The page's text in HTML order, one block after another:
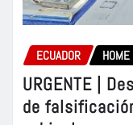
ECUADOR HOME
URGENTE |
de